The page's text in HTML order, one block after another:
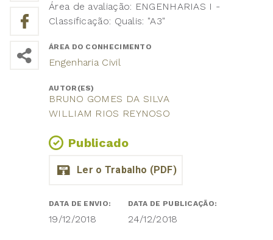
Área de avaliação: ENGENHARIAS I -
Classificação: Qualis: "A3"
ÁREA DO CONHECIMENTO
Engenharia Civil
AUTOR(ES)
BRUNO GOMES DA SILVA
WILLIAM RIOS REYNOSO
Publicado
DATA DE ENVIO:
19/12/2018
DATA DE PUBLICAÇÃO:
24/12/2018